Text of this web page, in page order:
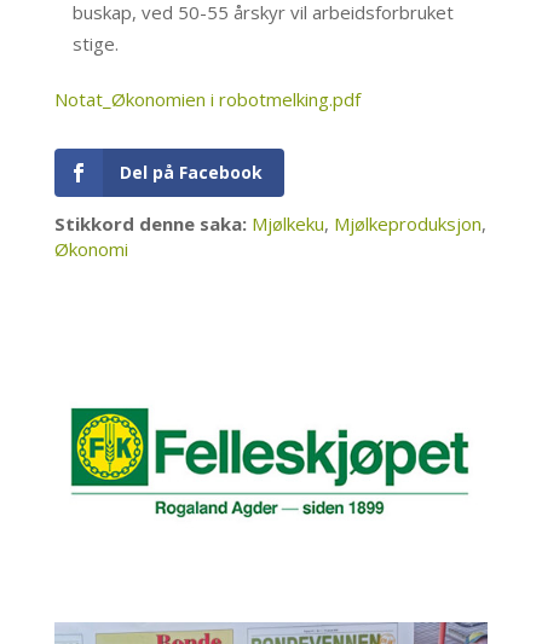
buskap, ved 50-55 årskyr vil arbeidsforbruket
stige.
Notat_Økonomien i robotmelking.pdf
Del på Facebook
Stikkord denne saka: Mjølkeku, Mjølkeproduksjon,
Økonomi